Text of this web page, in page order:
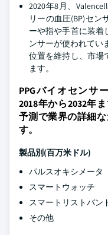
2020年8月、
リーの血圧(BP)セ
ーや指や手首に装着
ンサーが使われてい
位置を維持し、市場
ます。
PPGバイオセンサ
2018年から2032年
予測で業界の詳細
す。
製品別(百万米ドル)
パルスオキシメータ
スマートウォッチ
スマートリストバン
その他